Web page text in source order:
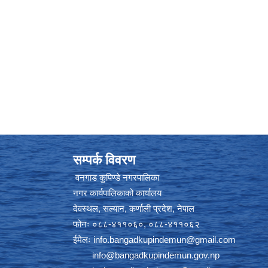
सम्पर्क विवरण
वनगाड कुपिण्डे नगरपालिका
नगर कार्यपालिकाको कार्यालय
देवस्थल, सल्यान, कर्णाली प्रदेश, नेपाल
फोनः ०८८-४११०६०, ०८८-४११०६२
ईमेलःinfo.bangadkupindemun@gmail.com
info@bangadkupindemun.gov.np